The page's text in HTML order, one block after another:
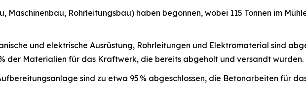
Maschinenbau, Rohrleitungsbau) haben begonnen, wobei 115 Tonnen im
und elektrische Ausrüstung, Rohrleitungen und Elektromaterial sind
der Materialien für das Kraftwerk, die bereits abgeholt und versandt wurden.
sind zu etwa 95 % abgeschlossen, die Betonarbeiten für